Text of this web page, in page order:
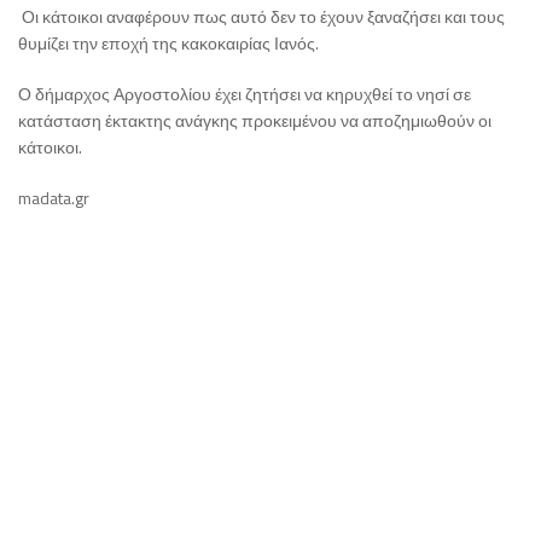
Οι κάτοικοι αναφέρουν πως αυτό δεν το έχουν ξαναζήσει και τους
θυμίζει την εποχή της κακοκαιρίας Ιανός.
Ο δήμαρχος Αργοστολίου έχει ζητήσει να κηρυχθεί το νησί σε
κατάσταση έκτακτης ανάγκης προκειμένου να αποζημιωθούν οι
κάτοικοι.
madata.gr